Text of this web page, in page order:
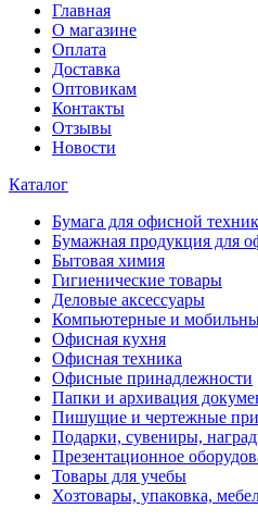
Главная
О магазине
Оплата
Доставка
Оптовикам
Контакты
Отзывы
Новости
Каталог
Бумага для офисной
Бумажная продукция для
Бытовая химия
Гигиенические товары
Деловые аксессуары
Компьютерные и
Офисная кухня
Офисная техника
Офисные принадлежности
Папки и архивация
Пишущие и чертежные
Подарки, сувениры,
Презентационное
Товары для учебы
Хозтовары, упаковка,